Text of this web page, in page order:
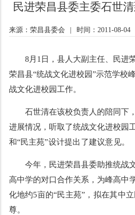
民进荣昌县委主委石世
来源：荣昌县委会 时间：2011-08-04
8月 1 日
，县人大副主任、民进
荣昌县“统战文化进校园”示范学校
战文化进校园工作。
石世清在该校负责人的陪同下
进展情况，听取了统战文化进校园
和“民主苑”设计提出了建议意见。
今年，民进荣昌县委助推统战
高中学的对口合作关系， 为峰高中
化地约5亩的“民主苑”，拟在其中
尊。